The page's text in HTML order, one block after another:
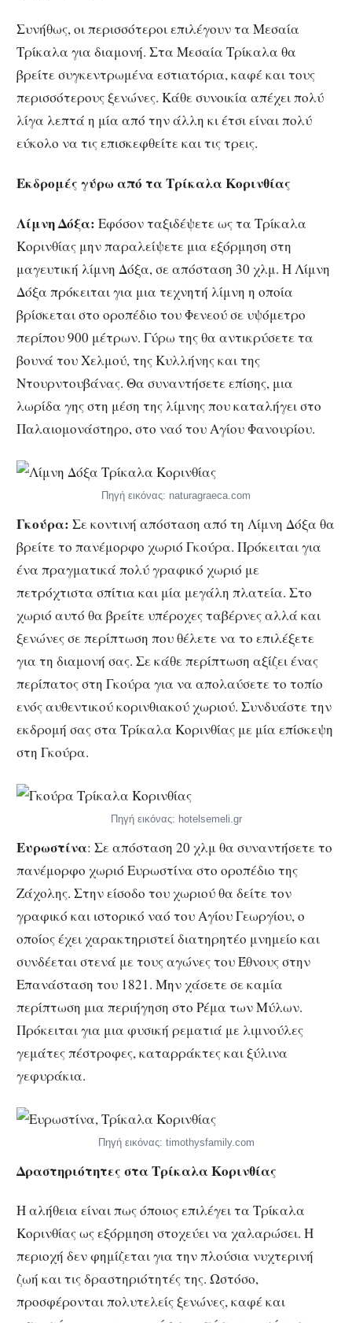
Συνήθως, οι περισσότεροι επιλέγουν τα Μεσαία
Τρίκαλα για διαμονή. Στα Μεσαία Τρίκαλα θα
βρείτε συγκεντρωμένα εστιατόρια, καφέ και τους
περισσότερους ξενώνες. Κάθε συνοικία απέχει πολύ
λίγα λεπτά η μία από την άλλη κι έτσι είναι πολύ
εύκολο να τις επισκεφθείτε και τις τρεις.
Εκδρομές γύρω από τα Τρίκαλα Κορινθίας
Λίμνη Δόξα: Εφόσον ταξιδέψετε ως τα Τρίκαλα
Κορινθίας μην παραλείψετε μια εξόρμηση στη
μαγευτική λίμνη Δόξα, σε απόσταση 30 χλμ. Η Λίμνη
Δόξα πρόκειται για μια τεχνητή λίμνη η οποία
βρίσκεται στο οροπέδιο του Φενεού σε υψόμετρο
περίπου 900 μέτρων. Γύρω της θα αντικρύσετε τα
βουνά του Χελμού, της Κυλλήνης και της
Ντουρντουβάνας. Θα συναντήσετε επίσης, μια
λωρίδα γης στη μέση της λίμνης που καταλήγει στο
Παλαιομονάστηρο, στο ναό του Αγίου Φανουρίου.
Πηγή εικόνας: naturagraeca.com
Γκούρα: Σε κοντινή απόσταση από τη Λίμνη Δόξα θα
βρείτε το πανέμορφο χωριό Γκούρα. Πρόκειται για
ένα πραγματικά πολύ γραφικό χωριό με
πετρόχτιστα σπίτια και μία μεγάλη πλατεία. Στο
χωριό αυτό θα βρείτε υπέροχες ταβέρνες αλλά και
ξενώνες σε περίπτωση που θέλετε να το επιλέξετε
για τη διαμονή σας. Σε κάθε περίπτωση αξίζει ένας
περίπατος στη Γκούρα για να απολαύσετε το τοπίο
ενός αυθεντικού κορινθιακού χωριού. Συνδυάστε την
εκδρομή σας στα Τρίκαλα Κορινθίας με μία επίσκεψη
στη Γκούρα.
Πηγή εικόνας: hotelsemeli.gr
Ευρωστίνα: Σε απόσταση 20 χλμ θα συναντήσετε το
πανέμορφο χωριό Ευρωστίνα στο οροπέδιο της
Ζάχολης. Στην είσοδο του χωριού θα δείτε τον
γραφικό και ιστορικό ναό του Αγίου Γεωργίου, ο
οποίος έχει χαρακτηριστεί διατηρητέο μνημείο και
συνδέεται στενά με τους αγώνες του Έθνους στην
Επανάσταση του 1821. Μην χάσετε σε καμία
περίπτωση μια περιήγηση στο Ρέμα των Μύλων.
Πρόκειται για μια φυσική ρεματιά με λιμνούλες
γεμάτες πέστροφες, καταρράκτες και ξύλινα
γεφυράκια.
Πηγή εικόνας: timothysfamily.com
Δραστηριότητες στα Τρίκαλα Κορινθίας
Η αλήθεια είναι πως όποιος επιλέγει τα Τρίκαλα
Κορινθίας ως εξόρμηση στοχεύει να χαλαρώσει. Η
περιοχή δεν φημίζεται για την πλούσια νυχτερινή
ζωή και τις δραστηριότητές της. Ωστόσο,
προσφέρονται πολυτελείς ξενώνες, καφέ και